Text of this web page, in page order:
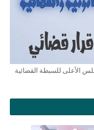
المجلس الأعلى للسبطة القضائية